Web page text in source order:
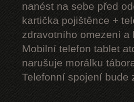
nanést na sebe před
kartička pojištěnce +
zdravotního omezení a
Mobilní telefon tablet
narušuje morálku
Telefonní spojení bude